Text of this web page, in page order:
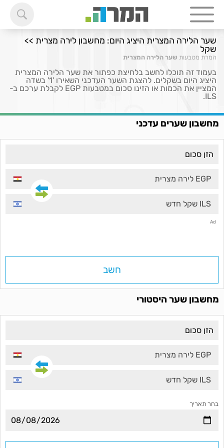
שער הלירה המצרית היציג היום: מחשבון לירה מצרית >>
שקל
המרת מטבעות שער הלירה המצרית
בעמוד זה תוכלו לחשב בלחיצת כפתור את שער הלירה המצרית
היציג היום בשקלים. להצגת השער העדכני השאירו '1' בשדה
המציין את הכמות או הזינו סכום במטבעות EGP לקבלת ערכם ב-
ILS.
מחשבון שערים עדכני
EGP לירה מצרית
ILS שקל חדש
Ad
חשב
מחשבון שער היסטורי
EGP לירה מצרית
ILS שקל חדש
בחר תאריך